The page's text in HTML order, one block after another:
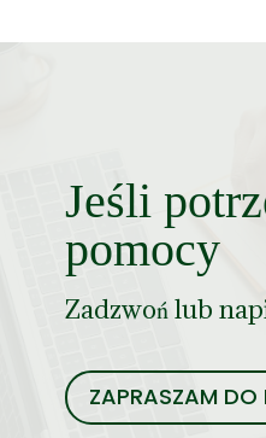
Jeśli
pomocy
Zadzwoń lub
ZAPRASZAM DO